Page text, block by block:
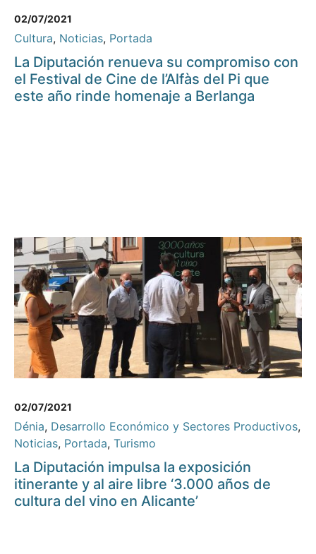
02/07/2021
Cultura, Noticias, Portada
La Diputación renueva su compromiso con
el Festival de Cine de l’Alfàs del Pi que
este año rinde homenaje a Berlanga
02/07/2021
Dénia, Desarrollo Económico y Sectores Productivos,
Noticias, Portada, Turismo
La Diputación impulsa la exposición
itinerante y al aire libre ‘3.000 años de
cultura del vino en Alicante’